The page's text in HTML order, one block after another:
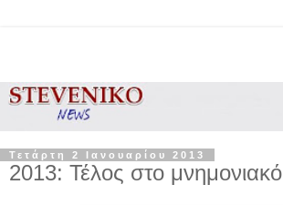
Τετάρτη 2 Ιανουαρίου 2013
2013: Τέλος στο